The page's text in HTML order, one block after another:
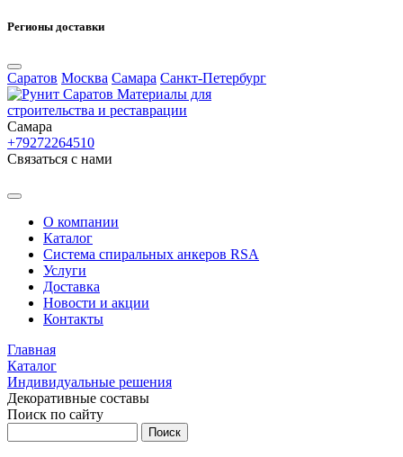
Регионы доставки
Саратов Москва Самара Санкт-Петербург
Материалы для
строительства и реставрации
Самара
+79272264510
Cвязаться с нами
О компании
Каталог
Система спиральных анкеров RSA
Услуги
Доставка
Новости и акции
Контакты
Главная
Каталог
Индивидуальные решения
Декоративные составы
Поиск по сайту